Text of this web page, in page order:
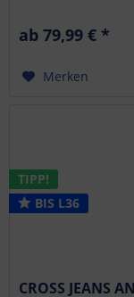
ab 79,99 € *
Merken
TIPP!
BIS L36
CROSS JEANS